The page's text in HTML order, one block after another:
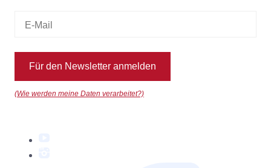
Für den Newsletter anmelden
(Wie werden meine Daten verarbeitet?)